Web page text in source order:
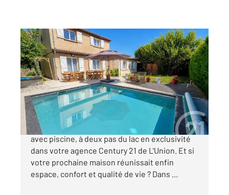
L UNION 31
150 m2, 6 pièces
Ref : 75867
Maison à vendre
449 000 €
L'UNION Belle maison familiale T6 de 151 m²
avec piscine, à deux pas du lac en exclusivité
dans votre agence Century 21 de L'Union. Et si
votre prochaine maison réunissait enfin
espace, confort et qualité de vie ? Dans ...